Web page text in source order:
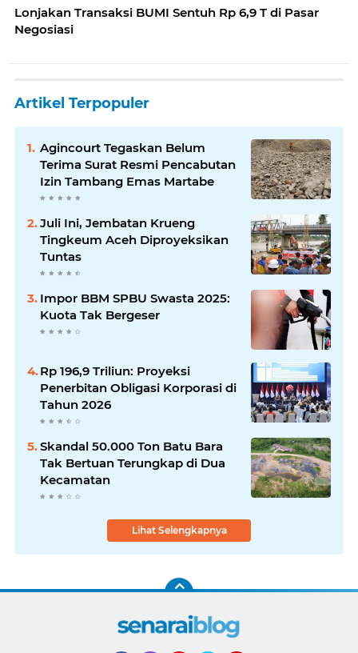
Lonjakan Transaksi BUMI Sentuh Rp 6,9 T di Pasar
Negosiasi
Artikel Terpopuler
Agincourt Tegaskan Belum
Terima Surat Resmi Pencabutan
Izin Tambang Emas Martabe
Juli Ini, Jembatan Krueng
Tingkeum Aceh Diproyeksikan
Tuntas
Impor BBM SPBU Swasta 2025:
Kuota Tak Bergeser
Rp 196,9 Triliun: Proyeksi
Penerbitan Obligasi Korporasi di
Tahun 2026
Skandal 50.000 Ton Batu Bara
Tak Bertuan Terungkap di Dua
Kecamatan
Lihat Selengkapnya